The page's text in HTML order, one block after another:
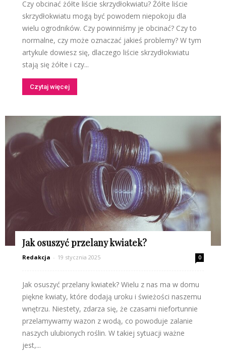
Czy obcinać żółte liście skrzydłokwiatu? Żółte liście
skrzydłokwiatu mogą być powodem niepokoju dla
wielu ogrodników. Czy powinniśmy je obcinać? Czy to
normalne, czy może oznaczać jakieś problemy? W tym
artykule dowiesz się, dlaczego liście skrzydłokwiatu
stają się żółte i czy...
Czytaj więcej
Jak osuszyć przelany kwiatek?
Redakcja - 19 stycznia 2025 0
Jak osuszyć przelany kwiatek? Wielu z nas ma w domu
piękne kwiaty, które dodają uroku i świeżości naszemu
wnętrzu. Niestety, zdarza się, że czasami niefortunnie
przelamywamy wazon z wodą, co powoduje zalanie
naszych ulubionych roślin. W takiej sytuacji ważne
jest,...